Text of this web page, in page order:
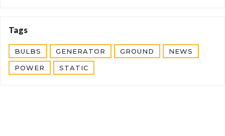
Tags
BULBS GENERATOR GROUND NEWS
POWER STATIC